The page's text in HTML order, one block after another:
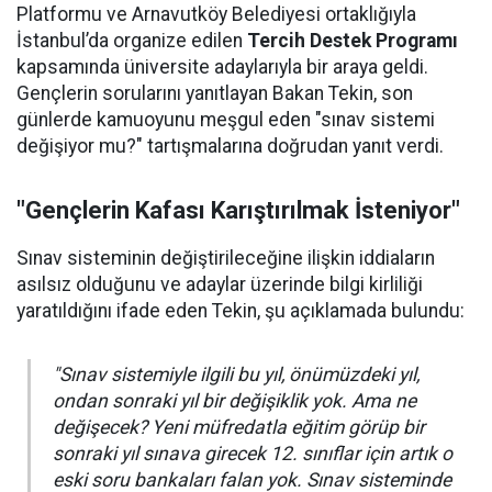
Platformu ve Arnavutköy Belediyesi ortaklığıyla
İstanbul’da organize edilen Tercih Destek Programı
kapsamında üniversite adaylarıyla bir araya geldi.
Gençlerin sorularını yanıtlayan Bakan Tekin, son
günlerde kamuoyunu meşgul eden "sınav sistemi
değişiyor mu?" tartışmalarına doğrudan yanıt verdi.
"Gençlerin Kafası Karıştırılmak İsteniyor"
Sınav sisteminin değiştirileceğine ilişkin iddiaların
asılsız olduğunu ve adaylar üzerinde bilgi kirliliği
yaratıldığını ifade eden Tekin, şu açıklamada bulundu:
"Sınav sistemiyle ilgili bu yıl, önümüzdeki yıl,
ondan sonraki yıl bir değişiklik yok. Ama ne
değişecek? Yeni müfredatla eğitim görüp bir
sonraki yıl sınava girecek 12. sınıflar için artık o
eski soru bankaları falan yok. Sınav sisteminde